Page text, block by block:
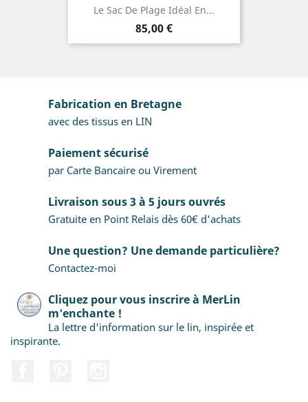
Le Sac De Plage Idéal En...
Prix
85,00 €
Fabrication en Bretagne
avec des tissus en LIN
Paiement sécurisé
par Carte Bancaire ou Virement
Livraison sous 3 à 5 jours ouvrés
Gratuite en Point Relais dès 60€ d'achats
Une question? Une demande particulière?
Contactez-moi
Cliquez pour vous inscrire à MerLin
m'enchante !
La lettre d'information sur le lin, inspirée et
inspirante.